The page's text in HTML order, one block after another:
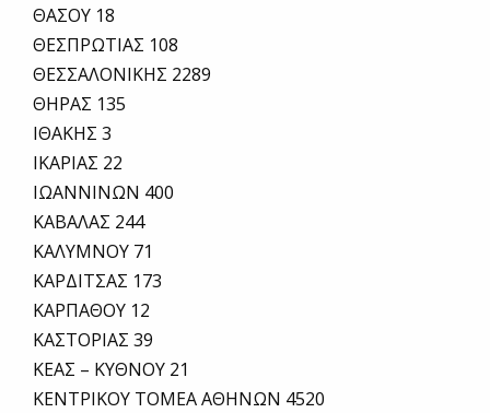
ΘΑΣΟΥ 18
ΘΕΣΠΡΩΤΙΑΣ 108
ΘΕΣΣΑΛΟΝΙΚΗΣ 2289
ΘΗΡΑΣ 135
ΙΘΑΚΗΣ 3
ΙΚΑΡΙΑΣ 22
ΙΩΑΝΝΙΝΩΝ 400
ΚΑΒΑΛΑΣ 244
ΚΑΛΥΜΝΟΥ 71
ΚΑΡΔΙΤΣΑΣ 173
ΚΑΡΠΑΘΟΥ 12
ΚΑΣΤΟΡΙΑΣ 39
ΚΕΑΣ – ΚΥΘΝΟΥ 21
ΚΕΝΤΡΙΚΟΥ ΤΟΜΕΑ ΑΘΗΝΩΝ 4520